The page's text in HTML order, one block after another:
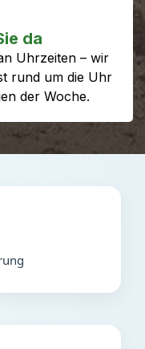
da
Uhrzeiten – wir
rund um die Uhr
der Woche.